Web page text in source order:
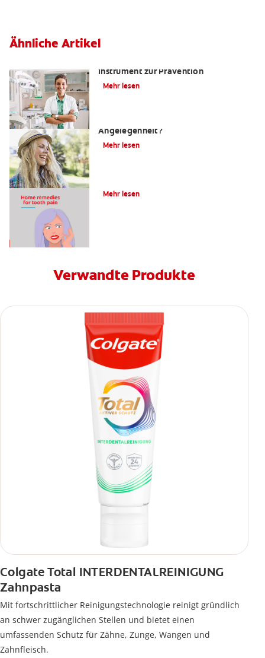
Ähnliche Artikel
Instrument zur Prävention
Mehr lesen
Angelegenheit?
Mehr lesen
Mehr lesen
Verwandte Produkte
Colgate Total INTERDENTALREINIGUNG
Zahnpasta
Mit fortschrittlicher Reinigungstechnologie reinigt gründlich
an schwer zugänglichen Stellen und bietet einen
umfassenden Schutz für Zähne, Zunge, Wangen und
Zahnfleisch.